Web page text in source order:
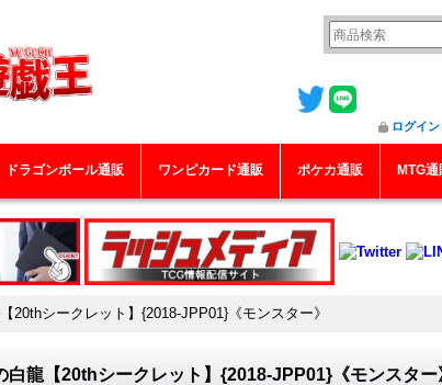
ログイン
ドラゴンボール通販 ワンピカード通販 ポケカ通販 MTG通
20thシークレット】{2018-JPP01}《モンスター》
白龍【20thシークレット】{2018-JPP01}《モンスター